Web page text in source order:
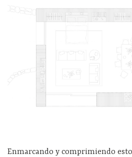
Enmarcando y comprimiendo